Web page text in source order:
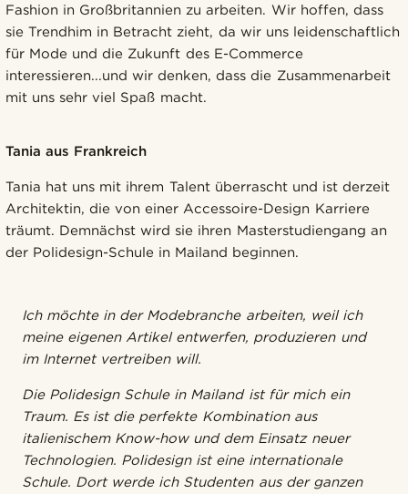
Fashion in Großbritannien zu arbeiten. Wir hoffen, dass
sie Trendhim in Betracht zieht, da wir uns leidenschaftlich
für Mode und die Zukunft des E-Commerce
interessieren...und wir denken, dass die Zusammenarbeit
mit uns sehr viel Spaß macht.
Tania aus Frankreich
Tania hat uns mit ihrem Talent überrascht und ist derzeit
Architektin, die von einer Accessoire-Design Karriere
träumt. Demnächst wird sie ihren Masterstudiengang an
der Polidesign-Schule in Mailand beginnen.
Ich möchte in der Modebranche arbeiten, weil ich
meine eigenen Artikel entwerfen, produzieren und
im Internet vertreiben will.
Die Polidesign Schule in Mailand ist für mich ein
Traum. Es ist die perfekte Kombination aus
italienischem Know-how und dem Einsatz neuer
Technologien. Polidesign ist eine internationale
Schule. Dort werde ich Studenten aus der ganzen